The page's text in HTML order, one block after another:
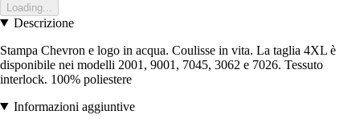
Loading...
Descrizione
Stampa Chevron e logo in acqua. Coulisse in vita. La taglia 4XL è
disponibile nei modelli 2001, 9001, 7045, 3062 e 7026. Tessuto
interlock. 100% poliestere
Informazioni aggiuntive